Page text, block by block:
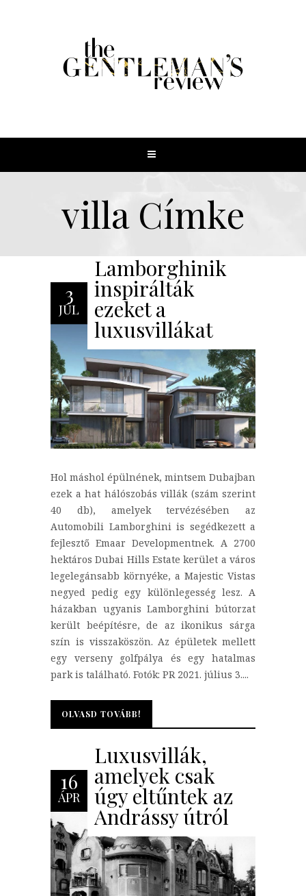
villa Címke
3
JÚL
Lamborghinik
inspirálták
ezeket a
luxusvillákat
Hol máshol épülnének, mintsem Dubajban
ezek a hat hálószobás villák (szám szerint
40 db), amelyek tervézésében az
Automobili Lamborghini is segédkezett a
fejlesztő Emaar Developmentnek. A 2700
hektáros Dubai Hills Estate kerület a város
legelegánsabb környéke, a Majestic Vistas
negyed pedig egy különlegesség lesz. A
házakban ugyanis Lamborghini bútorzat
került beépítésre, de az ikonikus sárga
szín is visszaköszön. Az épületek mellett
egy verseny golfpálya és egy hatalmas
park is található. Fotók: PR 2021. július 3....
OLVASD TOVÁBB!
OLVASD TOVÁBB!
16
ÁPR
Luxusvillák,
amelyek csak
úgy eltűntek az
Andrássy útról